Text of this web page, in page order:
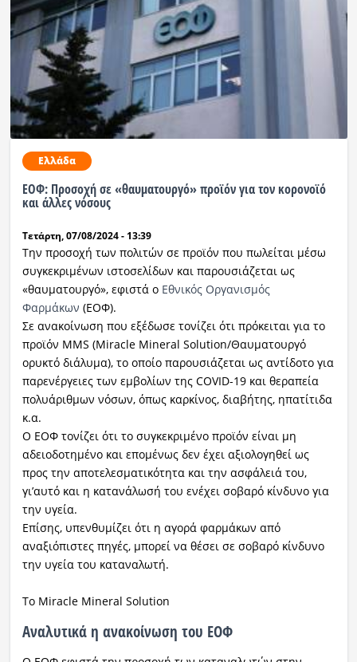
Ελλάδα
ΕΟΦ: Προσοχή σε «θαυματουργό» προϊόν για τον κορονοϊό
και άλλες νόσους
Τετάρτη, 07/08/2024 - 13:39
Την προσοχή των πολιτών σε προϊόν που πωλείται μέσω
συγκεκριμένων ιστοσελίδων και παρουσιάζεται ως
«θαυματουργό», εφιστά ο Εθνικός Οργανισμός
Φαρμάκων (ΕΟΦ).
Σε ανακοίνωση που εξέδωσε τονίζει ότι πρόκειται για το
προϊόν MMS (Miracle Mineral Solution/Θαυματουργό
ορυκτό διάλυμα), το οποίο παρουσιάζεται ως αντίδοτο για
παρενέργειες των εμβολίων της COVID-19 και θεραπεία
πολυάριθμων νόσων, όπως καρκίνος, διαβήτης, ηπατίτιδα
κ.α.
Ο ΕΟΦ τονίζει ότι το συγκεκριμένο προϊόν είναι μη
αδειοδοτημένο και επομένως δεν έχει αξιολογηθεί ως
προς την αποτελεσματικότητα και την ασφάλειά του,
γι’αυτό και η κατανάλωσή του ενέχει σοβαρό κίνδυνο για
την υγεία.
Επίσης, υπενθυμίζει ότι η αγορά φαρμάκων από
αναξιόπιστες πηγές, μπορεί να θέσει σε σοβαρό κίνδυνο
την υγεία του καταναλωτή.
Το Miracle Mineral Solution
Αναλυτικά η ανακοίνωση του ΕΟΦ